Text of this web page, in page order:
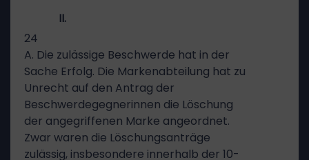
II.
24
A. Die zulässige Beschwerde hat in der
Sache Erfolg. Die Markenabteilung hat zu
Unrecht auf den Antrag der
Beschwerdegegnerinnen die Löschung
der angegriffenen Marke angeordnet.
Zwar waren die Löschungsanträge
zulässig, insbesondere innerhalb der 10-